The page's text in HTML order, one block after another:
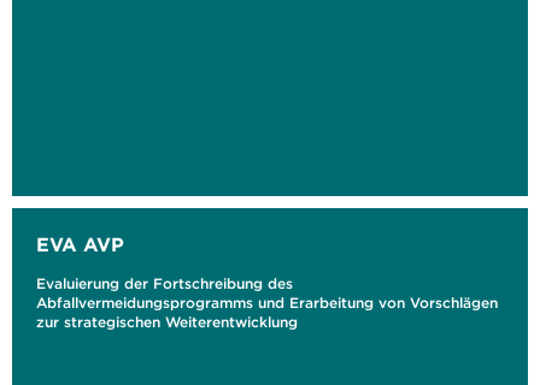
EVA AVP
Evaluierung der Fortschreibung des
Abfallvermeidungsprogramms und Erarbeitung von Vorschlägen
zur strategischen Weiterentwicklung